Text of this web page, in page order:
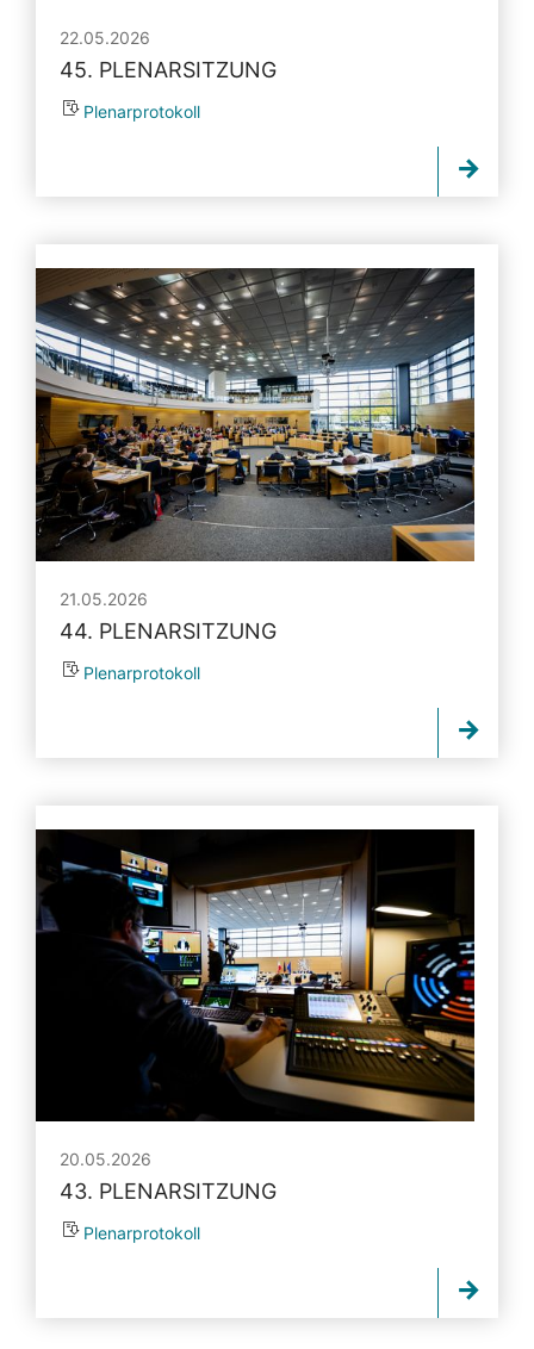
22.05.2026
45. PLENARSITZUNG
Plenarprotokoll
21.05.2026
44. PLENARSITZUNG
Plenarprotokoll
20.05.2026
43. PLENARSITZUNG
Plenarprotokoll